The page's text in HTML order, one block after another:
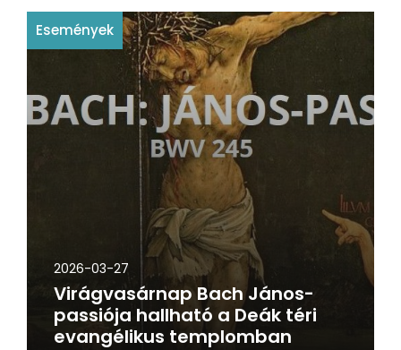
Események
2026-03-27
Virágvasárnap Bach János-
passiója hallható a Deák téri
evangélikus templomban